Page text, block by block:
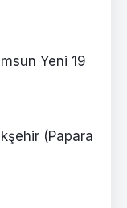
Yeni 19
(Papara